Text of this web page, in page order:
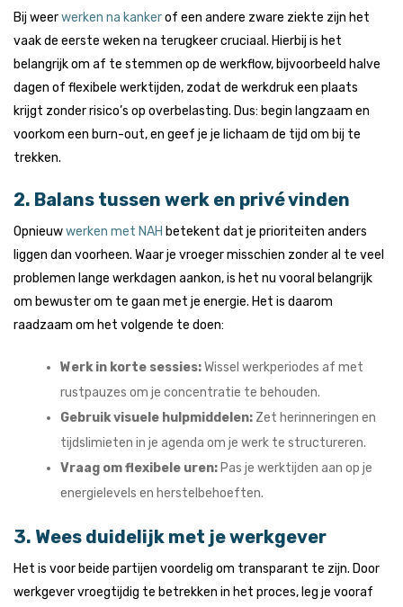
Bij weerwerken na kankerof een andere zware ziekte zijn het
vaak de eerste weken na terugkeer cruciaal. Hierbij is het
belangrijk om af te stemmen op de werkflow, bijvoorbeeld halve
dagen of flexibele werktijden, zodat de werkdruk een plaats
krijgt zonder risico’s op overbelasting. Dus: begin langzaam en
voorkom een burn-out, en geef je je lichaam de tijd om bij te
trekken.
2. Balans tussen werk en privé vinden
Opnieuwwerken met NAH betekent dat je prioriteiten anders
liggen dan voorheen. Waar je vroeger misschien zonder al te veel
problemen lange werkdagen aankon, is het nu vooral belangrijk
om bewuster om te gaan met je energie. Het is daarom
raadzaam om het volgende te doen:
Werk in korte sessies:Wissel werkperiodes af met
rustpauzes om je concentratie te behouden.
Gebruik visuele hulpmiddelen: Zet herinneringen en
tijdslimieten in je agenda om je werk te structureren.
Vraag om flexibele uren: Pas je werktijden aan op je
energielevels en herstelbehoeften.
3. Wees duidelijk met je werkgever
Het is voor beide partijen voordelig om transparant te zijn. Door
werkgever vroegtijdig te betrekken in het proces, leg je vooraf